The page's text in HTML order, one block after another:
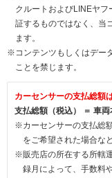
クルートおよびLINEヤ
証するものではなく、当
ます。
※コンテンツもしくはデー
ことを禁じます。
カーセンサーの支払総額
支払総額（税込） ＝ 車
※カーセンサーの支払総
をご希望された場合な
※販売店の所在する所轄
録月によって、手数料